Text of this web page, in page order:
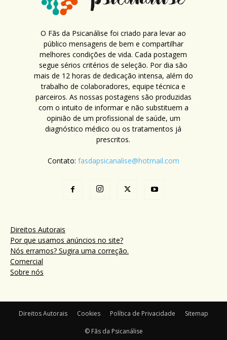
O Fãs da Psicanálise foi criado para levar ao
público mensagens de bem e compartilhar
melhores condições de vida. Cada postagem
segue sérios critérios de seleção. Por dia são
mais de 12 horas de dedicação intensa, além do
trabalho de colaboradores, equipe técnica e
parceiros. As nossas postagens são produzidas
com o intuito de informar e não substituem a
opinião de um profissional de saúde, um
diagnóstico médico ou os tratamentos já
prescritos.
Contato: fasdapsicanalise@hotmail.com
Direitos Autorais
Por que usamos anúncios no site?
Nós erramos? Sugira uma correção.
Comercial
Sobre nós
Direitos Autorais Cookies Política de Privacidade Sitemap
© Fãs da Psicanálise